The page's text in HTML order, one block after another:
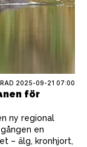
2025-09-21 07:00
för
ny regional
en
– älg, kronhjort,